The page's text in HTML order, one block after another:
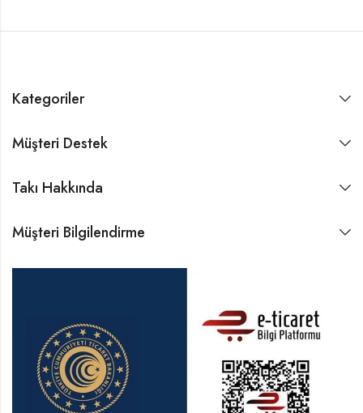
Kategoriler
Müşteri Destek
Takı Hakkında
Müşteri Bilgilendirme